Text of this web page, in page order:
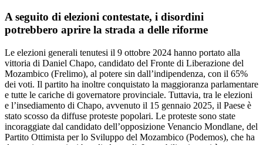
A seguito di elezioni contestate, i disordini
potrebbero aprire la strada a delle riforme
Le elezioni generali tenutesi il 9 ottobre 2024 hanno portato alla
vittoria di Daniel Chapo, candidato del Fronte di Liberazione del
Mozambico (Frelimo), al potere sin dall’indipendenza, con il 65%
dei voti. Il partito ha inoltre conquistato la maggioranza parlamentare
e tutte le cariche di governatore provinciale. Tuttavia, tra le elezioni
e l’insediamento di Chapo, avvenuto il 15 gennaio 2025, il Paese è
stato scosso da diffuse proteste popolari. Le proteste sono state
incoraggiate dal candidato dell’opposizione Venancio Mondlane, del
Partito Ottimista per lo Sviluppo del Mozambico (Podemos), che ha